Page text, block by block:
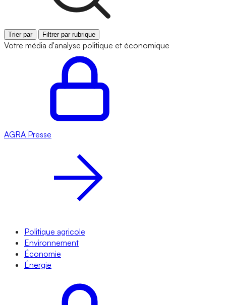
Trier par Filtrer par rubrique
Votre média d'analyse politique et économique
AGRA Presse
Politique agricole
Environnement
Économie
Énergie